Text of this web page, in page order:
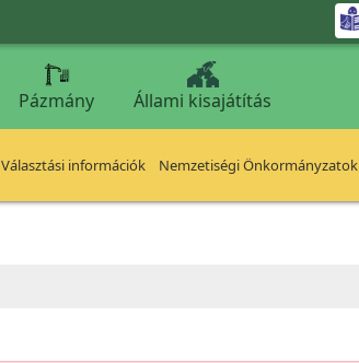
Pázmány Állami kisajátítás
Választási információk Nemzetiségi Önkormányzatok